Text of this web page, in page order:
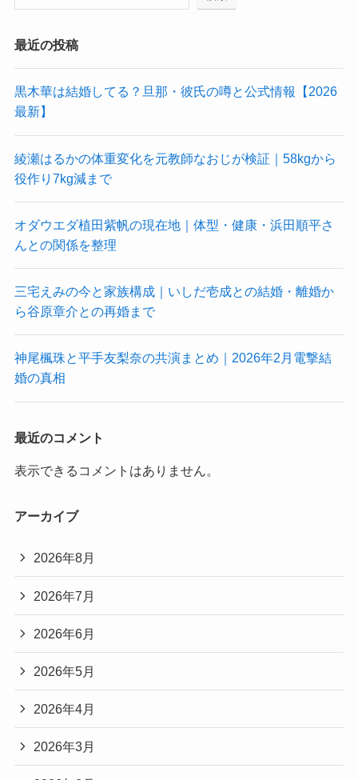
最近の投稿
黒木華は結婚してる？旦那・彼氏の噂と公式情報【2026
最新】
綾瀬はるかの体重変化を元教師なおじが検証｜58kgから
役作り7kg減まで
オダウエダ植田紫帆の現在地｜体型・健康・浜田順平さ
んとの関係を整理
三宅えみの今と家族構成｜いしだ壱成との結婚・離婚か
ら谷原章介との再婚まで
神尾楓珠と平手友梨奈の共演まとめ｜2026年2月電撃結
婚の真相
最近のコメント
表示できるコメントはありません。
アーカイブ
2026年8月
2026年7月
2026年6月
2026年5月
2026年4月
2026年3月